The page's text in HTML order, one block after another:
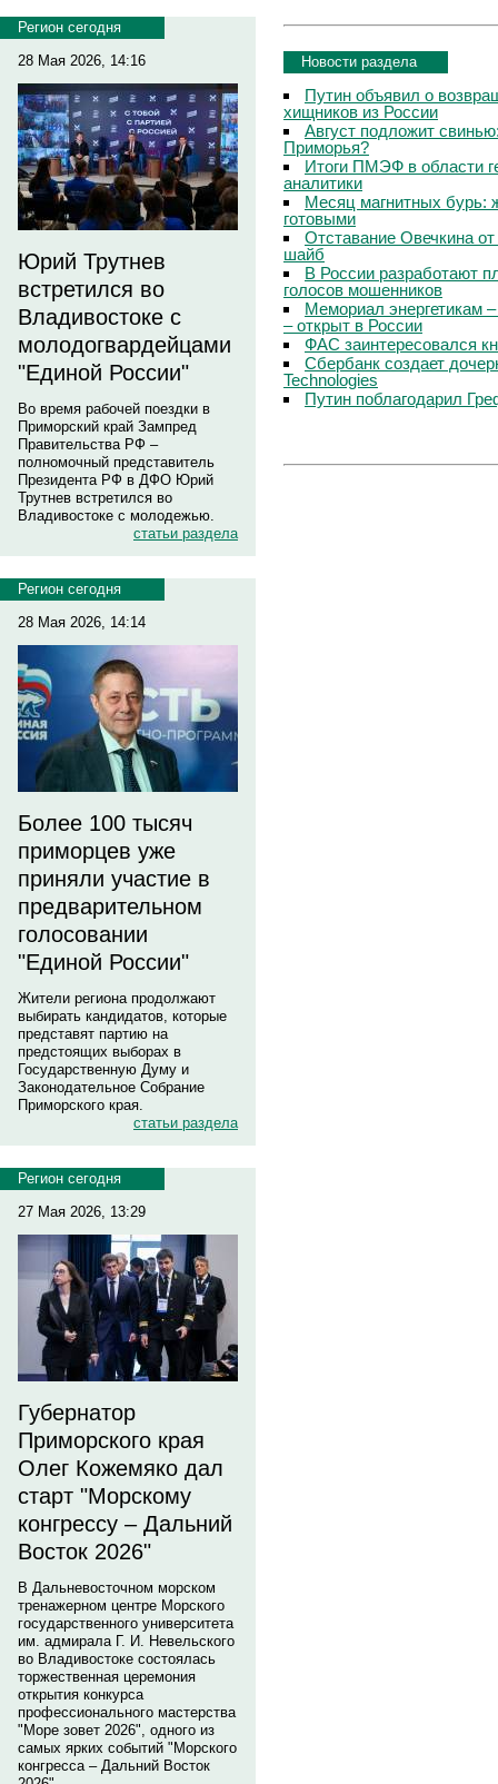
Регион сегодня
28 Мая 2026, 14:16
Юрий Трутнев
встретился во
Владивостоке с
молодогвардейцами
"Единой России"
Во время рабочей поездки в
Приморский край Зампред
Правительства РФ –
полномочный представитель
Президента РФ в ДФО Юрий
Трутнев встретился во
Владивостоке с молодежью.
статьи раздела
Регион сегодня
28 Мая 2026, 14:14
Более 100 тысяч
приморцев уже
приняли участие в
предварительном
голосовании
"Единой России"
Жители региона продолжают
выбирать кандидатов, которые
представят партию на
предстоящих выборах в
Государственную Думу и
Законодательное Собрание
Приморского края.
статьи раздела
Регион сегодня
27 Мая 2026, 13:29
Губернатор
Приморского края
Олег Кожемяко дал
старт "Морскому
конгрессу – Дальний
Восток 2026"
В Дальневосточном морском
тренажерном центре Морского
государственного университета
им. адмирала Г. И. Невельского
во Владивостоке состоялась
торжественная церемония
открытия конкурса
профессионального мастерства
"Море зовет 2026", одного из
самых ярких событий "Морского
конгресса – Дальний Восток
Новости раздела
Путин объявил о
хищников из России
Август подложит
Приморья?
Итоги ПМЭФ в области
аналитики
Месяц магнитных бурь:
готовыми
Отставание Овечкина
шайб
В России разработают
голосов мошенников
Мемориал энергетикам
– открыт в России
ФАС заинтересовался
Сбербанк создает
Technologies
Путин поблагодарил